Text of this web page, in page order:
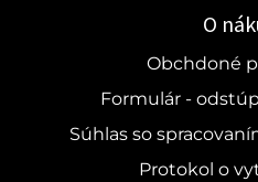
O
Obchdoné
Formulár -
Súhlas so
Protokol o